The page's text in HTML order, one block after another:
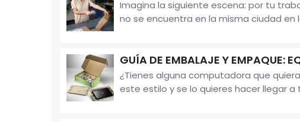
Imagina la siguiente escena: por tu
no se encuentra en la misma ciudad en
GUÍA DE EMBALAJE Y EMPAQUE:
¿Tienes alguna computadora que
este estilo y se lo quieres hacer llegar